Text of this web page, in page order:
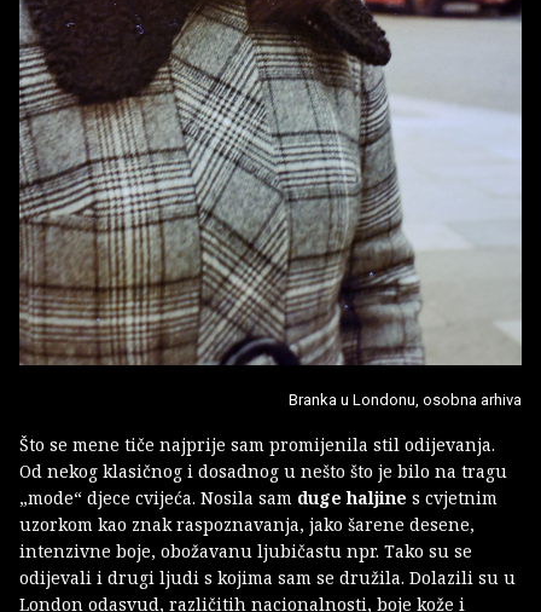
Branka u Londonu, osobna arhiva
Što se mene tiče najprije sam promijenila stil odijevanja.
Od nekog klasičnog i dosadnog u nešto što je bilo na tragu
„mode“ djece cvijeća. Nosila sam duge haljine s cvjetnim
uzorkom kao znak raspoznavanja, jako šarene desene,
intenzivne boje, obožavanu ljubičastu npr. Tako su se
odijevali i drugi ljudi s kojima sam se družila. Dolazili su u
London odasvud, različitih nacionalnosti, boje kože i